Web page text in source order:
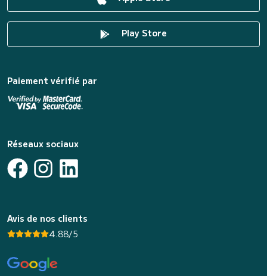
Play Store
Paiement vérifié par
Réseaux sociaux
Avis de nos clients
4.88/5